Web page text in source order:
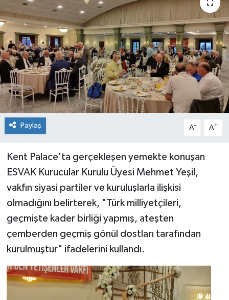
Paylaş A- A+
Kent Palace'ta gerçekleşen yemekte konuşan
ESVAK Kurucular Kurulu Üyesi Mehmet Yeşil,
vakfın siyasi partiler ve kuruluşlarla ilişkisi
olmadığını belirterek, "Türk milliyetçileri,
geçmişte kader birliği yapmış, ateşten
çemberden geçmiş gönül dostları tarafından
kurulmuştur" ifadelerini kullandı.
Spor